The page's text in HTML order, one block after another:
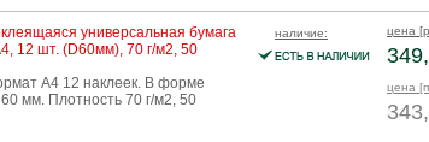
универсальная бумага
12 шт. (D60мм), 70 г/м2, 50
A4 12 наклеек. В форме
мм. Плотность 70 г/м2, 50
наличие: цена
цена